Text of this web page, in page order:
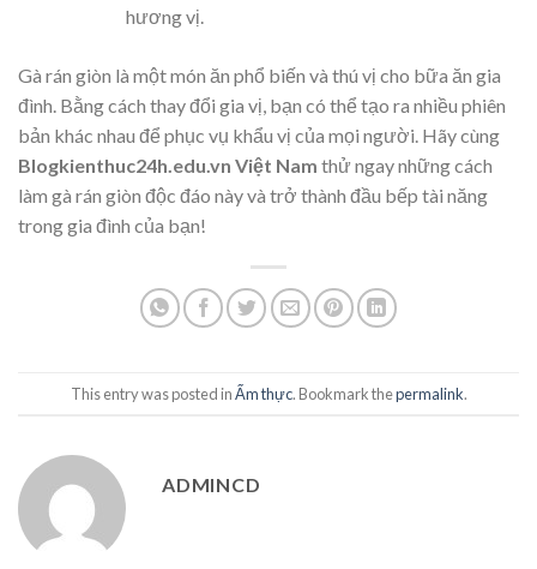
hương vị.
Gà rán giòn là một món ăn phổ biến và thú vị cho bữa ăn gia
đình. Bằng cách thay đổi gia vị, bạn có thể tạo ra nhiều phiên
bản khác nhau để phục vụ khẩu vị của mọi người. Hãy cùng
Blogkienthuc24h.edu.vn Việt Nam thử ngay những cách
làm gà rán giòn độc đáo này và trở thành đầu bếp tài năng
trong gia đình của bạn!
This entry was posted inẨm thực. Bookmark thepermalink.
ADMINCD